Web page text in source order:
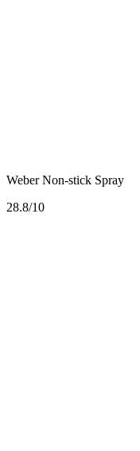
Weber Non-stick Spray
28.8/10